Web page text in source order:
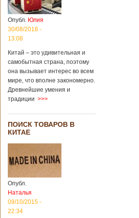
Опубл. Юлия
30/08/2018 -
13:08
Китай – это удивительная и
самобытная страна, поэтому
она вызывает интерес во всем
мире, что вполне закономерно.
Древнейшие умения и
традиции >>>
ПОИСК ТОВАРОВ В
КИТАЕ
Опубл.
Наталья
09/10/2015 -
22:34